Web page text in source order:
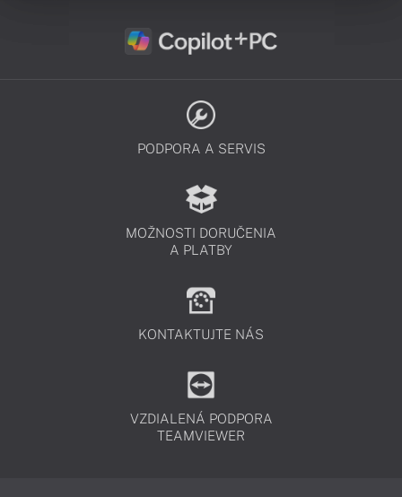
PODPORA A SERVIS
MOŽNOSTI DORUČENIA
A PLATBY
KONTAKTUJTE NÁS
VZDIALENÁ PODPORA
TEAMVIEWER